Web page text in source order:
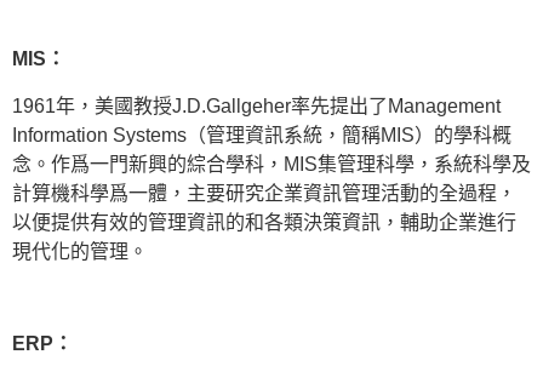
MIS：
1961年，美國教授J.D.Gallgeher率先提出了Management
Information Systems（管理資訊系統，簡稱MIS）的學科概
念。作爲一門新興的綜合學科，MIS集管理科學，系統科學及
計算機科學爲一體，主要研究企業資訊管理活動的全過程，
以便提供有效的管理資訊的和各類決策資訊，輔助企業進行
現代化的管理。
ERP：